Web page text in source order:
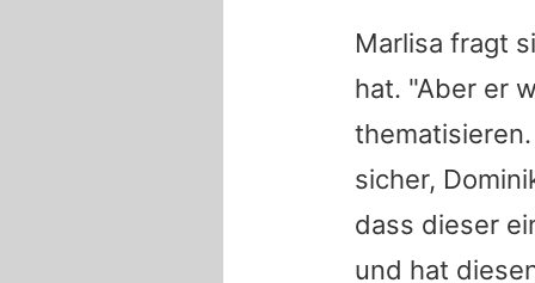
Marlisa fragt
hat. "Aber er
sicher,
dass dieser
und hat